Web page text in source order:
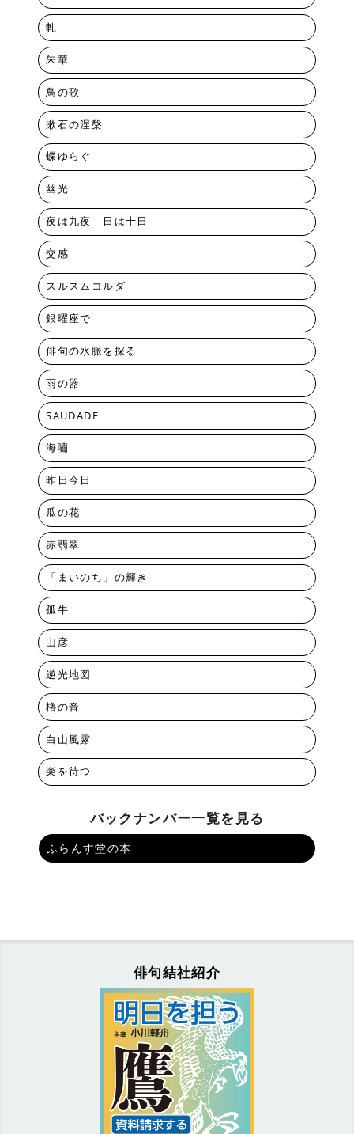
軋
朱華
鳥の歌
漱石の涅槃
蝶ゆらぐ
幽光
夜は九夜 日は十日
交感
スルスムコルダ
銀曜座で
俳句の水脈を探る
雨の器
SAUDADE
海嘯
昨日今日
瓜の花
赤翡翠
「まいのち」の輝き
孤牛
山彦
逆光地図
櫓の音
白山風露
楽を待つ
バックナンバー一覧を見る
ふらんす堂の本
俳句結社紹介